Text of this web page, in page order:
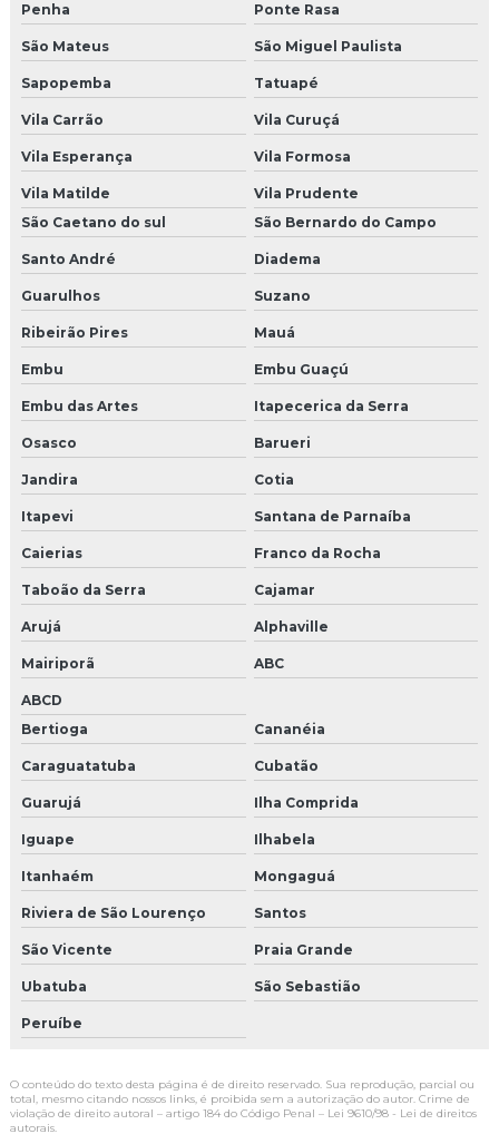
Penha Ponte Rasa
São Mateus São Miguel Paulista
Sapopemba Tatuapé
Vila Carrão Vila Curuçá
Vila Esperança Vila Formosa
Vila Matilde
Vila Prudente
São Caetano do sul
São Bernardo do Campo
Santo André Diadema
Guarulhos Suzano
Ribeirão Pires Mauá
Embu Embu Guaçú
Embu das Artes Itapecerica da Serra
Osasco Barueri
Jandira Cotia
Itapevi Santana de Parnaíba
Caierias Franco da Rocha
Taboão da Serra Cajamar
Arujá Alphaville
Mairiporã ABC
ABCD
Bertioga
Cananéia
Caraguatatuba Cubatão
Guarujá Ilha Comprida
Iguape Ilhabela
Itanhaém Mongaguá
Riviera de São Lourenço Santos
São Vicente Praia Grande
Ubatuba São Sebastião
Peruíbe
O conteúdo do texto desta página é de direito reservado. Sua reprodução, parcial ou
total, mesmo citando nossos links, é proibida sem a autorização do autor. Crime de
violação de direito autoral – artigo 184 do Código Penal – Lei 9610/98 - Lei de direitos
autorais.